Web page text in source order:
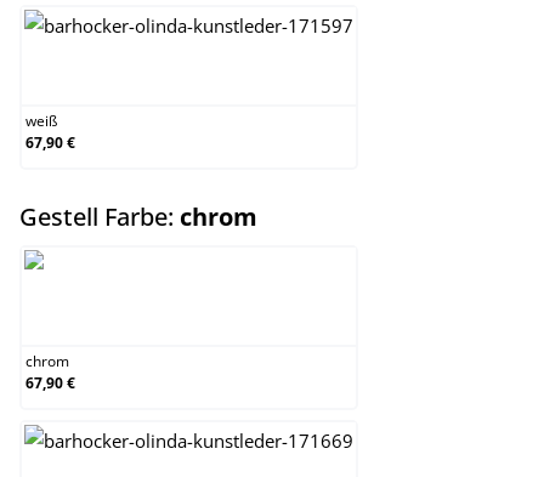
weiß
67,90 €
Gestell Farbe: chrom
chrom
67,90 €